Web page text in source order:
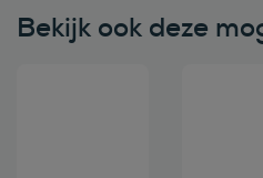
Bekijk ook deze